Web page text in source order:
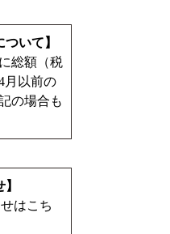
いて】
総額（税
月以前の
の場合も
はこち